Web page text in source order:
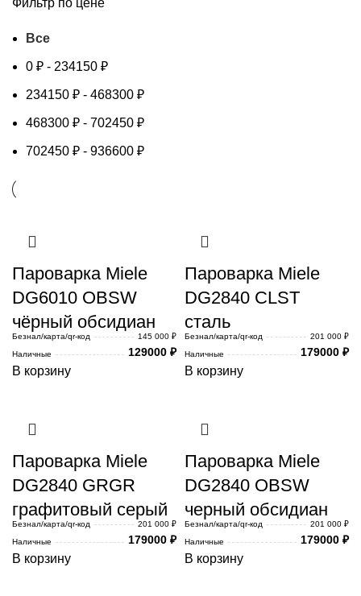
Все
0 ₽ - 234150 ₽
234150 ₽ - 468300 ₽
468300 ₽ - 702450 ₽
702450 ₽ - 936600 ₽
Пароварка Miele
DG6010 OBSW
чёрный обсидиан
Безнал/карта/qr-код
145 000 ₽
Наличные
129000 ₽
В корзину
Пароварка Miele
DG2840 CLST
сталь
Безнал/карта/qr-код
201 000 ₽
Наличные
179000 ₽
В корзину
Пароварка Miele
DG2840 GRGR
графитовый серый
Безнал/карта/qr-код
201 000 ₽
Наличные
179000 ₽
В корзину
Пароварка Miele
DG2840 OBSW
черный обсидиан
Безнал/карта/qr-код
201 000 ₽
Наличные
179000 ₽
В корзину